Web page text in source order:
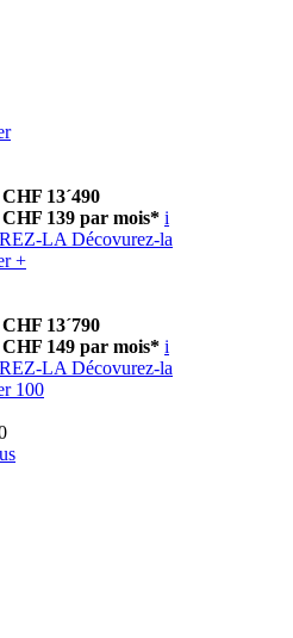
13´490
139 par mois* i
LA Décovurez-la
+
13´790
149 par mois* i
LA Décovurez-la
100